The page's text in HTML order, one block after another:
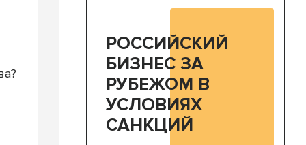
РОССИЙСКИЙ
БИЗНЕС ЗА
РУБЕЖОМ В
УСЛОВИЯХ
САНКЦИЙ